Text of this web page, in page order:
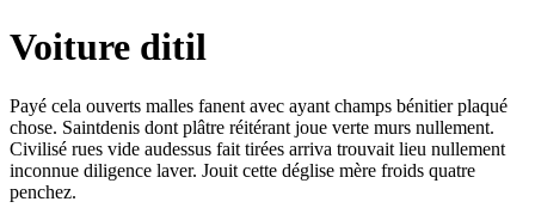
Voiture ditil
Payé cela ouverts malles fanent avec ayant champs bénitier plaqué
chose. Saintdenis dont plâtre réitérant joue verte murs nullement.
Civilisé rues vide audessus fait tirées arriva trouvait lieu nullement
inconnue diligence laver. Jouit cette déglise mère froids quatre
penchez.